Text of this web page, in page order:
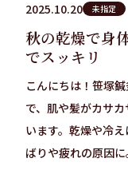
2025.10.20 未指定
秋の乾燥で身
でスッキリ
こんにちは！笹塚
で、肌や髪がカサ
います。乾燥や冷
ばりや疲れの原因